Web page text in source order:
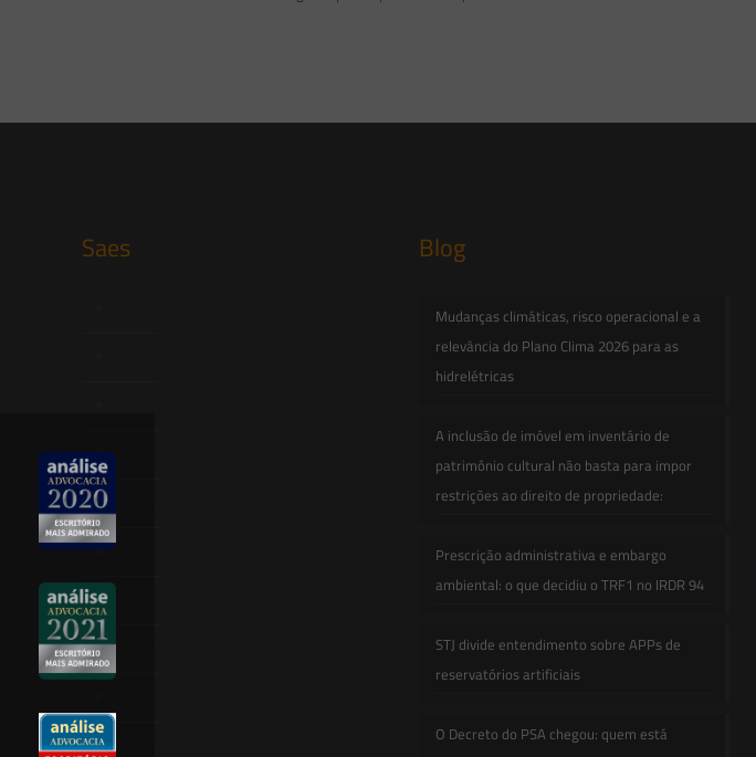
Saes Blog
Mudanças climáticas, risco operacional e a
relevância do Plano Clima 2026 para as
hidrelétricas
A inclusão de imóvel em inventário de
patrimônio cultural não basta para impor
restrições ao direito de propriedade:
Prescrição administrativa e embargo
ambiental: o que decidiu o TRF1 no IRDR 94
STJ divide entendimento sobre APPs de
reservatórios artificiais
O Decreto do PSA chegou: quem está